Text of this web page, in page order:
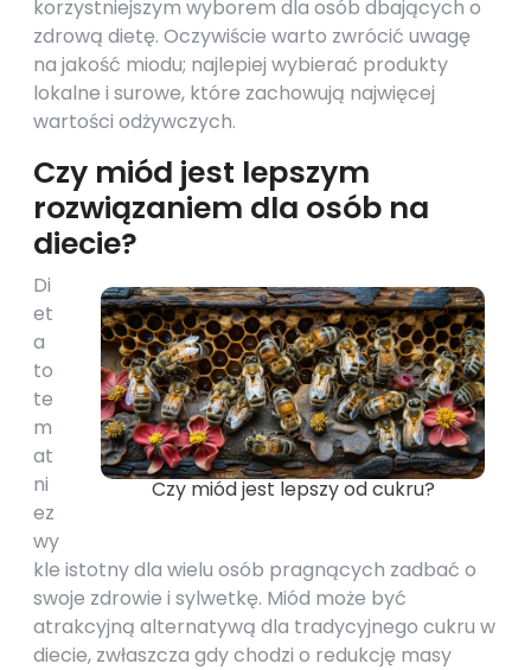
korzystniejszym wyborem dla osób dbających o
zdrową dietę. Oczywiście warto zwrócić uwagę
na jakość miodu; najlepiej wybierać produkty
lokalne i surowe, które zachowują najwięcej
wartości odżywczych.
Czy miód jest lepszym
rozwiązaniem dla osób na
diecie?
Czy miód jest lepszy od cukru?
Di
et
a
to
te
m
at
ni
ez
wy
kle istotny dla wielu osób pragnących zadbać o
swoje zdrowie i sylwetkę. Miód może być
atrakcyjną alternatywą dla tradycyjnego cukru w
diecie, zwłaszcza gdy chodzi o redukcję masy